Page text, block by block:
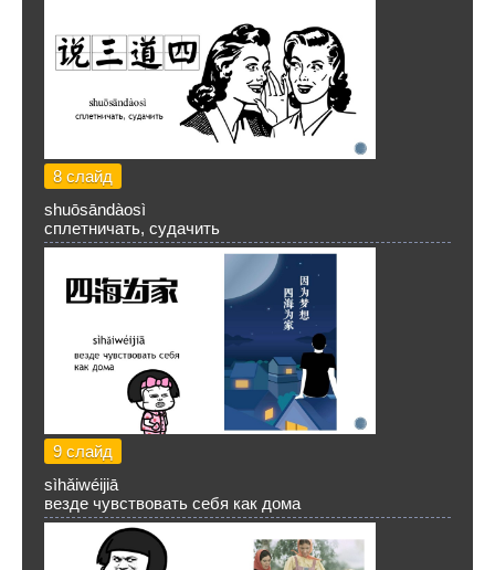
8 слайд
shuōsāndàosì
сплетничать, судачить
9 слайд
sìhǎiwéijiā
везде чувствовать себя как дома